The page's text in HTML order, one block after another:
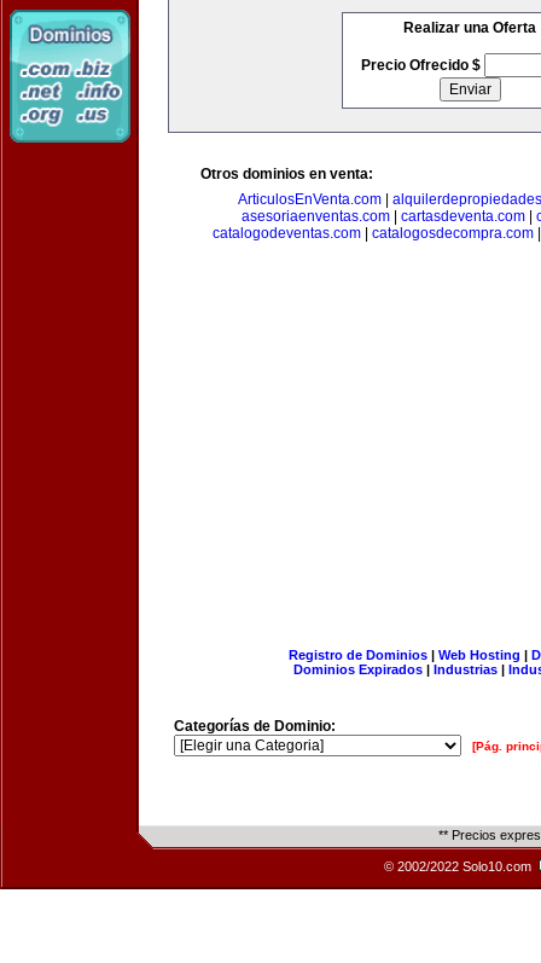
Realizar una Oferta
Precio Ofrecido $
Otros dominios en venta:
ArticulosEnVenta.com|
asesoriaenventas.com
cartasdeventa.com
catalogodeventas.com
catalogosdecompra.com
Registro de Dominios| Web Hosting |
Dominios Expirados | Industrias |
Categorías de Dominio:
[Pág.
** Precios
© 2002/2022 Solo10.com